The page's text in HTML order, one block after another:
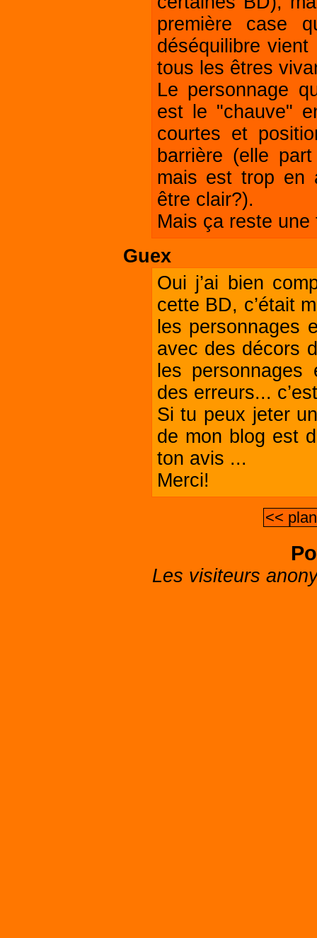
première case
déséquilibre
tous les êtres
Le personnage
est le "chauve"
courtes et
barrière (elle
mais est trop en
être clair?).
Mais ça reste
Guex
Oui j’ai bien
cette BD, c’était
les personnages
avec des décors
les
des erreurs...
Si tu peux jeter
de mon blog est
ton avis ...
Merci!
<<
Les visiteurs